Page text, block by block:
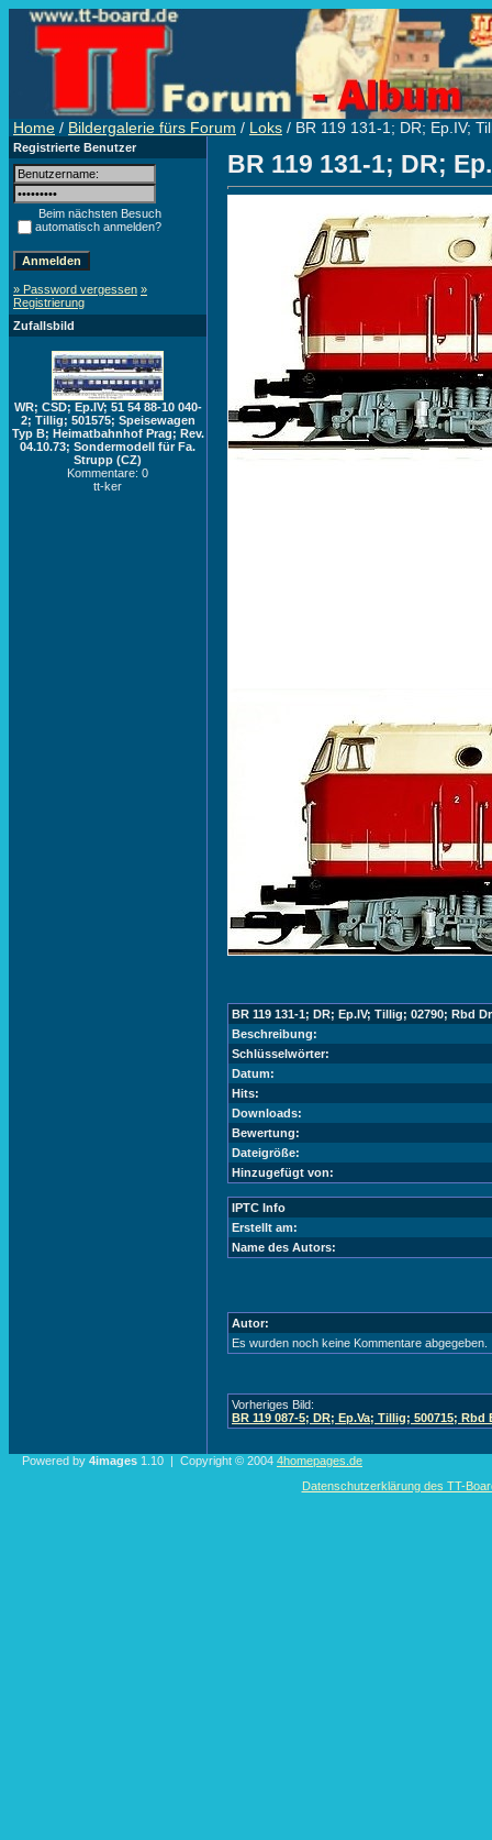
Home / Bildergalerie fürs Forum / Loks / BR 119 131-1; DR; Ep.IV;
Registrierte Benutzer
Beim nächsten Besuch
automatisch anmelden?
» Password vergessen »
Registrierung
Zufallsbild
WR; CSD; Ep.IV; 51 54 88-10 040-
2; Tillig; 501575; Speisewagen
Typ B; Heimatbahnhof Prag; Rev.
04.10.73; Sondermodell für Fa.
Strupp (CZ)
Kommentare: 0
tt-ker
BR 119 131-1; DR;
BR 119 131-1; DR; Ep.IV; Tillig; 02790; Rbd
Beschreibung:
Schlüsselwörter:
Datum:
Hits:
Downloads:
Bewertung:
Dateigröße:
Hinzugefügt von:
IPTC Info
Erstellt am:
Name des Autors:
Autor:
Es wurden noch keine Kommentare abgegeben.
Vorheriges Bild:
BR 119 087-5; DR; Ep.Va; Tillig; 500715;
Powered by 4images 1.10 | Copyright © 2004 4homepages.de
Datenschutzerklärung des TT-